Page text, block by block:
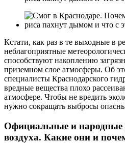
Кстати, как раз в те выходные в
неблагоприятные
способствуют накоплению
приземном слое атмосферы. Об
специалисты Краснодарского
вредные вещества плохо
атмосфере. Чтобы не вредить
нужно сокращать выбросы
Официальные и народные
воздуха. Какие они и